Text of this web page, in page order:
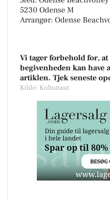
5230 Odense M
Arrangør: Odense
Vi tager forbehold for,
begivenheden kan have
artiklen. Tjek seneste
Kilde: Kultunaut